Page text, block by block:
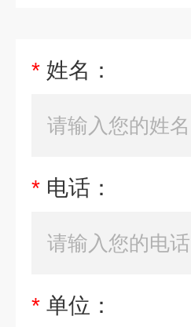
* 姓名：
* 电话：
* 单位：